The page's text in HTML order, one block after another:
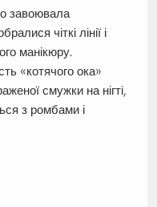
завоювала
чіткі лінії і
манікюру.
«котячого ока»
смужки на нігті,
з ромбами і